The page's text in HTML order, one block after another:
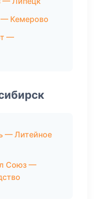
Кемерово
—
— Литейное
Союз —